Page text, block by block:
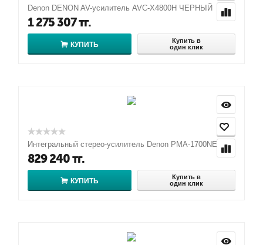
Denon DENON AV-усилитель AVC-X4800H ЧЕРНЫЙ
1 275 307тг.
КУПИТЬ
Купить в
один клик
Интегральный стерео-усилитель Denon PMA-1700NE
829 240тг.
КУПИТЬ
Купить в
один клик